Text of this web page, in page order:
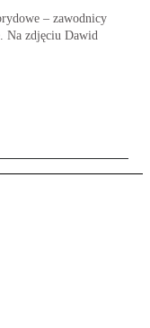
– zawodnicy
Na zdjęciu Dawid